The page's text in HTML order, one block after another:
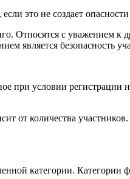
это не создает
Относятся с уважением к
является безопасность
при условии регистрации
от количества
категории. Категории